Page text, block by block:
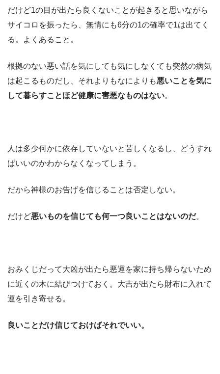
だけど1の目が出たら良くないことが起きると思いながら
サイコロを振ったら、無情にも6分の1の確率で1は出てく
る。よくあること。
根拠のない悪い話を気にしても気にしなくても突然の病気
は起こるものだし、それよりもなによりも悪いことを気に
して暮らすことほど健康に害悪なものはない。
人は多少何かに依存していないと苦しくなるし、どうすれ
ばいいのかわからなくなってしまう。
だから神様のお告げを信じることは否定しない。
だけど悪いものを信じても何一つ良いことはないのだ。
おみくじだって大凶が出たら悪運を家に持ち帰らないため
に近くの木に結びつけておく。大吉が出たら財布に入れて
運を引き寄せる。
良いことだけ信じておけばそれでいい。